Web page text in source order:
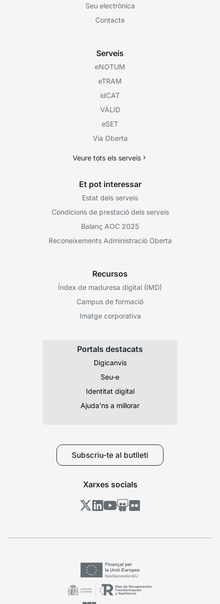
Seu electrònica
Contacte
Serveis
eNOTUM
eTRAM
idCAT
VÀLID
eSET
Via Oberta
Veure tots els serveis
Et pot interessar
Estat dels serveis
Condicions de prestació dels serveis
Balanç AOC 2025
Reconeixements Administració Oberta
Recursos
Índex de maduresa digital (IMD)
Campus de formació
Imatge corporativa
Portals destacats
Digicanvis
Seu-e
Identitat digital
Ajuda’ns a millorar
Subscriu-te al butlletí
Xarxes socials